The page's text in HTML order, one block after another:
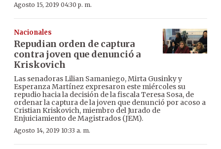
Agosto 15, 2019 04:30 p. m.
Nacionales
Repudian orden de captura
contra joven que denunció a
Kriskovich
Las senadoras Lilian Samaniego, Mirta Gusinky y
Esperanza Martínez expresaron este miércoles su
repudio hacia la decisión de la fiscala Teresa Sosa, de
ordenar la captura de la joven que denunció por acoso a
Cristian Kriskovich, miembro del Jurado de
Enjuiciamiento de Magistrados (JEM).
Agosto 14, 2019 10:33 a. m.